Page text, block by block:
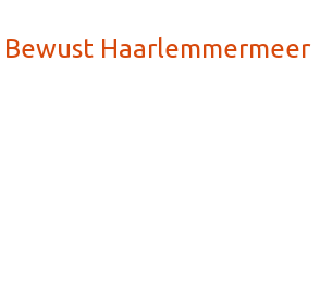
Haarlemmermeer